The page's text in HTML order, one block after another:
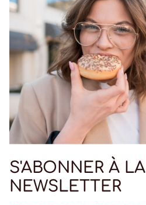
S'ABONNER À LA
NEWSLETTER